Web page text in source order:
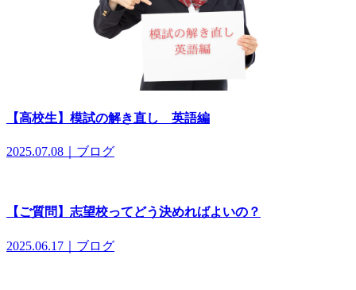
【高校生】模試の解き直し 英語編
2025.07.08｜ブログ
【ご質問】志望校ってどう決めればよいの？
2025.06.17｜ブログ